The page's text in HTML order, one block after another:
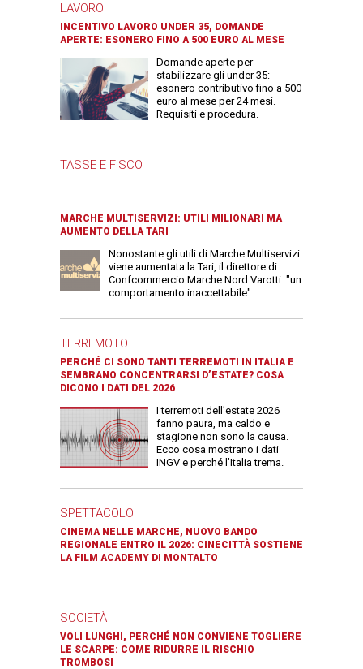
LAVORO
INCENTIVO LAVORO UNDER 35, DOMANDE
APERTE: ESONERO FINO A 500 EURO AL MESE
Domande aperte per
stabilizzare gli under 35:
esonero contributivo fino a 500
euro al mese per 24 mesi.
Requisiti e procedura.
TASSE E FISCO
MARCHE MULTISERVIZI: UTILI MILIONARI MA
AUMENTO DELLA TARI
Nonostante gli utili di Marche Multiservizi
viene aumentata la Tari, il direttore di
Confcommercio Marche Nord Varotti: "un
comportamento inaccettabile"
TERREMOTO
PERCHÉ CI SONO TANTI TERREMOTI IN ITALIA E
SEMBRANO CONCENTRARSI D’ESTATE? COSA
DICONO I DATI DEL 2026
I terremoti dell’estate 2026
fanno paura, ma caldo e
stagione non sono la causa.
Ecco cosa mostrano i dati
INGV e perché l’Italia trema.
SPETTACOLO
CINEMA NELLE MARCHE, NUOVO BANDO
REGIONALE ENTRO IL 2026: CINECITTÀ SOSTIENE
LA FILM ACADEMY DI MONTALTO
SOCIETÀ
VOLI LUNGHI, PERCHÉ NON CONVIENE TOGLIERE
LE SCARPE: COME RIDURRE IL RISCHIO
TROMBOSI